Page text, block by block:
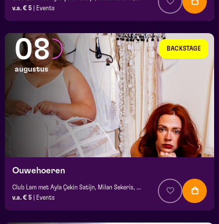
v.a. € 5
Events
BACKSTAGE
08
augustus
Ouwehoeren
Club Lam met Ayla Çekin Satijn, Milan Sekeris, Dic van Duin, Jean-Baptiste Rey e.a.
v.a. € 5
Events